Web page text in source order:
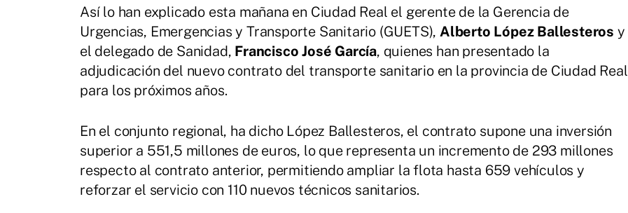
Así lo han explicado esta mañana en Ciudad Real el gerente de la Gerencia de
Urgencias, Emergencias y Transporte Sanitario (GUETS), Alberto López Ballesteros y
el delegado de Sanidad, Francisco José García, quienes han presentado la
adjudicación del nuevo contrato del transporte sanitario en la provincia de Ciudad Real
para los próximos años.
En el conjunto regional, ha dicho López Ballesteros, el contrato supone una inversión
superior a 551,5 millones de euros, lo que representa un incremento de 293 millones
respecto al contrato anterior, permitiendo ampliar la flota hasta 659 vehículos y
reforzar el servicio con 110 nuevos técnicos sanitarios.